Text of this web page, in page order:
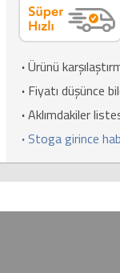
·Ürünü
· Fiyatı düşünce
·Aklımdakiler
· Stoga girince